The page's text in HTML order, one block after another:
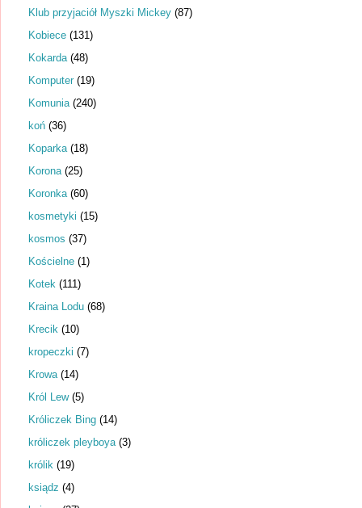
Klub przyjaciół Myszki Mickey (87)
Kobiece (131)
Kokarda (48)
Komputer (19)
Komunia (240)
koń (36)
Koparka (18)
Korona (25)
Koronka (60)
kosmetyki (15)
kosmos (37)
Kościelne (1)
Kotek (111)
Kraina Lodu (68)
Krecik (10)
kropeczki (7)
Krowa (14)
Król Lew (5)
Króliczek Bing (14)
króliczek pleyboya (3)
królik (19)
ksiądz (4)